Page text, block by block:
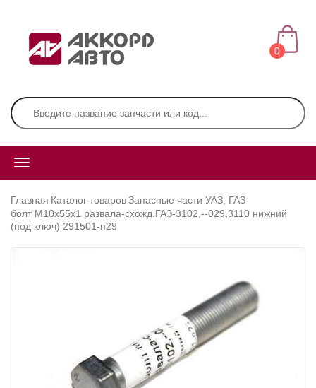
0
Главная Каталог товаровЗапасные части УАЗ, ГАЗ
болт М10х55х1 развала-схожд.ГАЗ-3102,--029,3110 нижний
(под ключ) 291501-п29